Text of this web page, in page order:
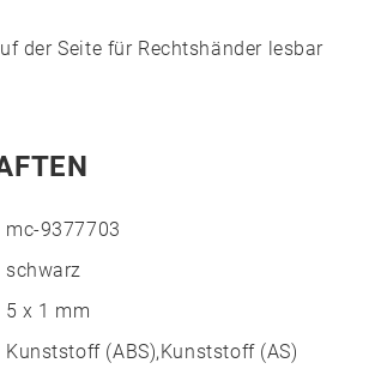
der Seite für Rechtshänder lesbar
mc-9377703
schwarz
5 x 1 mm
Kunststoff (ABS),Kunststoff (AS)